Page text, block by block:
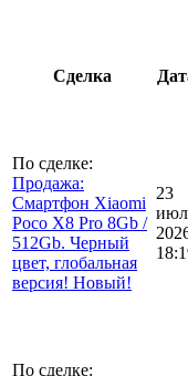
Сделка
По сделке:
Продажа:
Смартфон Xiaomi
Poco X8 Pro 8Gb /
512Gb. Черный
цвет, глобальная
версия! Новый!
23
По сделке: